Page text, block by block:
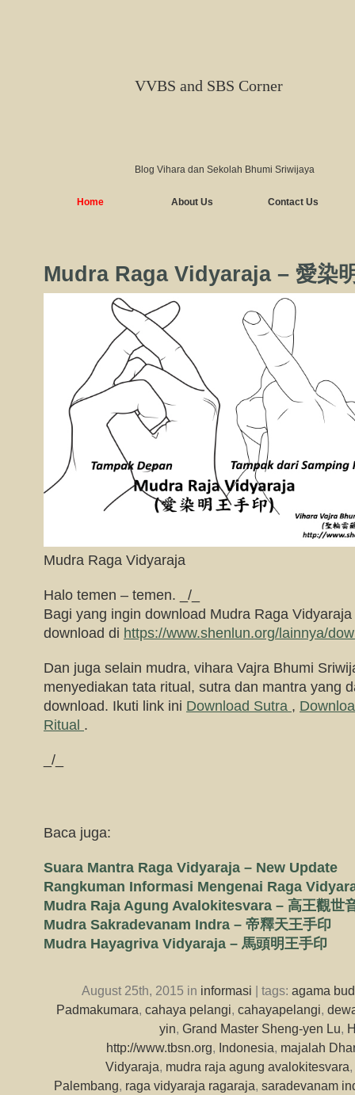
VVBS and SBS Corner
Blog Vihara dan Sekolah Bhumi Sriwijaya
Home About Us Contact Us
Mudra Raga Vidyaraja – 愛染
Mudra Raga Vidyaraja
Halo temen – temen. _/_
Bagi yang ingin download Mudra Raga
download di https://www.shenlun.org/lainnya/
Dan juga selain mudra, vihara Vajra Bhumi
menyediakan tata ritual, sutra dan mantra yang
download. Ikuti link ini Download Sutra ,
Ritual .
_/_
Baca juga:
Suara Mantra Raga Vidyaraja – New Update
Rangkuman Informasi Mengenai Raga
Mudra Raja Agung Avalokitesvara – 高王觀世
Mudra Sakradevanam Indra – 帝釋天王手印
Mudra Hayagriva Vidyaraja – 馬頭明王手印
August 25th, 2015 in informasi | tags: agama
Padmakumara, cahaya pelangi, cahayapelangi,
yin, Grand Master Sheng-yen Lu,
http://www.tbsn.org, Indonesia, majalah
Vidyaraja, mudra raja agung avalokitesvara,
Palembang, raga vidyaraja ragaraja, saradevanam